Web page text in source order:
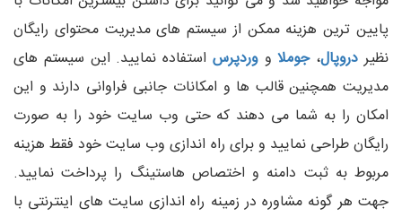
پایین ترین هزینه ممکن از سیستم های مدیریت محتوای رایگان
نظیر دروپال،جوملاو وردپرس استفاده نمایید. این سیستم های
مدیریت همچنین قالب ها و امکانات جانبی فراوانی دارند و این
امکان را به شما می دهند که حتی وب سایت خود را به صورت
رایگان طراحی نمایید و برای راه اندازی وب سایت خود فقط هزینه
مربوط به ثبت دامنه و اختصاص هاستینگ را پرداخت نمایید.
جهت هر گونه مشاوره در زمینه راه اندازی سایت های اینترنتی با